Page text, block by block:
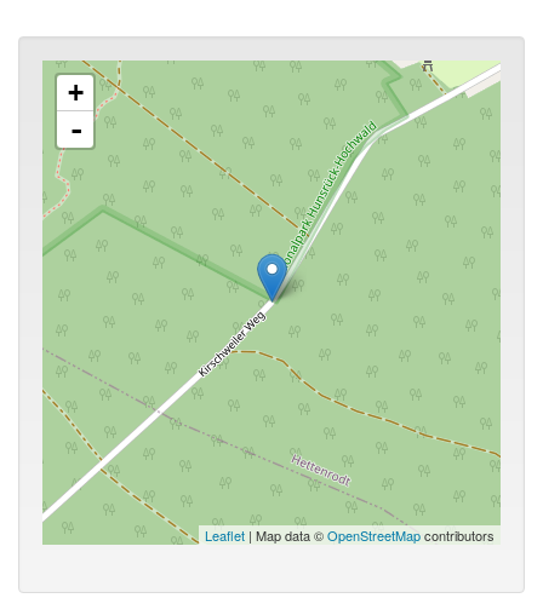
+
-
Leaflet | Map data ©OpenStreetMapcontributors